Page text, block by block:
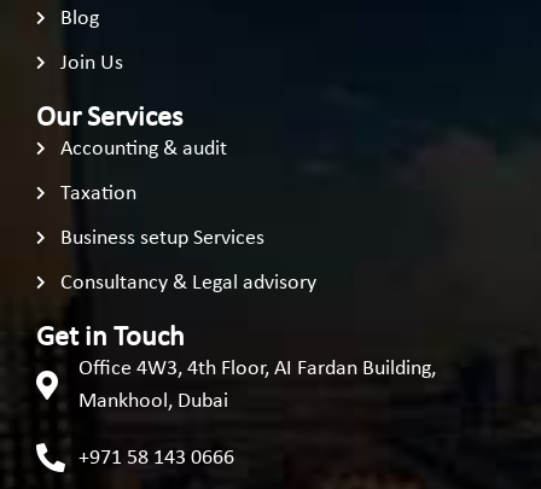
Blog
Join Us
Our Services
Accounting & audit
Taxation
Business setup Services
Consultancy & Legal advisory
Get in Touch
Office 4W3, 4th Floor, AI Fardan Building,
Mankhool, Dubai
+971 58 143 0666